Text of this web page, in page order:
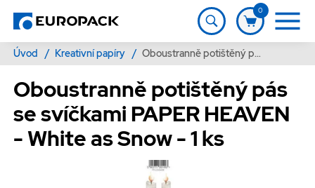
0
Úvod / Kreativní papíry / Oboustranně potištěný pás se svíčkami PAPER HEAVEN - White as Snow - 1 ks
Oboustranně potištěný pás
se svíčkami PAPER HEAVEN
- White as Snow - 1 ks